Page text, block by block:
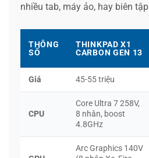
nhiều tab, máy ảo, hay biên
THÔNG
SỐ
THINKPAD X1
CARBON GEN 13
Giá 45-55 triệu
CPU
Core Ultra 7 258V,
8 nhân, boost
4.8GHz
Arc Graphics 140V